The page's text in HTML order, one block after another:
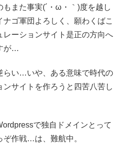
もまた事実(´・ω・｀)度を越し
ゴ軍団よろしく、願わくばこ
ーションサイト是正の方向へ
が…
らい…いや、ある意味で時代の
サイトを作ろうと四苦八苦し
で独自ドメインとって
ぞ作戦…は、難航中。